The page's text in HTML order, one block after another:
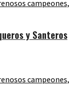
y Santeros